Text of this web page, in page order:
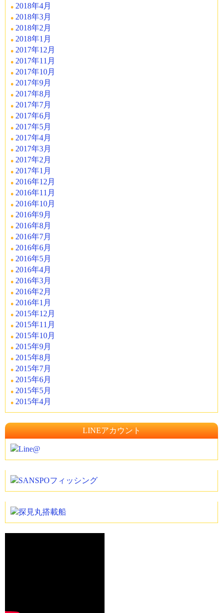
2018年4月
2018年3月
2018年2月
2018年1月
2017年12月
2017年11月
2017年10月
2017年9月
2017年8月
2017年7月
2017年6月
2017年5月
2017年4月
2017年3月
2017年2月
2017年1月
2016年12月
2016年11月
2016年10月
2016年9月
2016年8月
2016年7月
2016年6月
2016年5月
2016年4月
2016年3月
2016年2月
2016年1月
2015年12月
2015年11月
2015年10月
2015年9月
2015年8月
2015年7月
2015年6月
2015年5月
2015年4月
LINEアカウント